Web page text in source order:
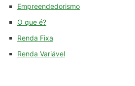
Empreendedorismo
O que é?
Renda Fixa
Renda Variável